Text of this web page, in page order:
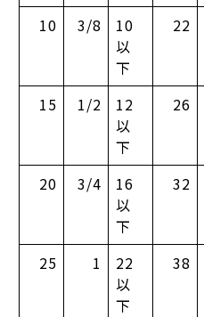
10 3/8
10
以
下
22
15 1/2
12
以
下
26
20 3/4
16
以
下
32
25 1
22
以
下
38